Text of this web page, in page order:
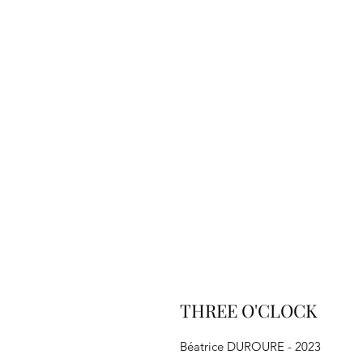
THREE O'CLOCK
Béatrice DUROURE - 2023